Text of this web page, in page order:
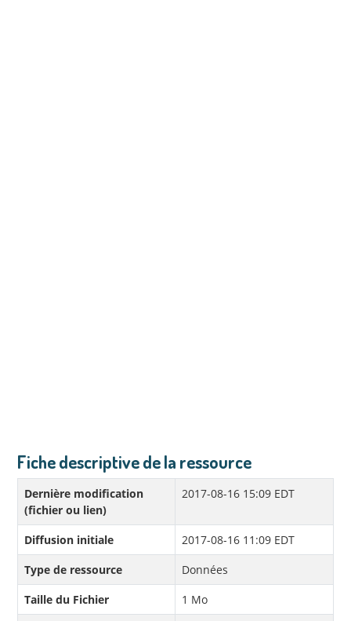
Fiche descriptive de la ressource
Dernière modification
(fichier ou lien)
2017-08-16 15:09 EDT
Diffusion initiale
2017-08-16 11:09 EDT
Type de ressource
Données
Taille du Fichier
1 Mo